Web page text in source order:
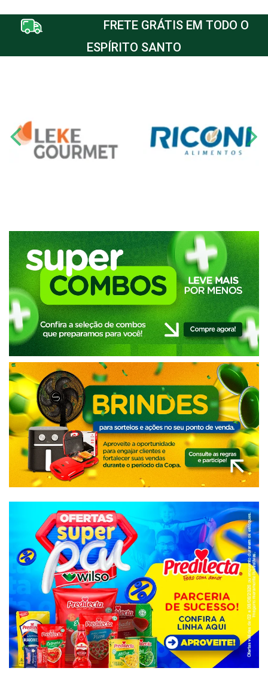
FRETE GRÁTIS EM TODO O
ESPÍRITO SANTO